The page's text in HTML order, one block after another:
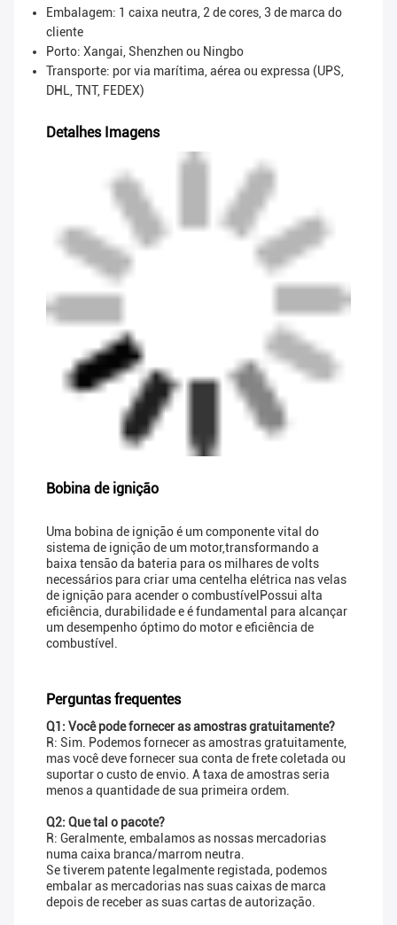
Embalagem: 1 caixa neutra, 2 de cores, 3 de marca do
cliente
Porto: Xangai, Shenzhen ou Ningbo
Transporte: por via marítima, aérea ou expressa (UPS,
DHL, TNT, FEDEX)
Detalhes Imagens
Bobina de ignição
Uma bobina de ignição é um componente vital do
sistema de ignição de um motor,transformando a
baixa tensão da bateria para os milhares de volts
necessários para criar uma centelha elétrica nas velas
de ignição para acender o combustívelPossui alta
eficiência, durabilidade e é fundamental para alcançar
um desempenho óptimo do motor e eficiência de
combustível.
Perguntas frequentes
Q1: Você pode fornecer as amostras gratuitamente?
R: Sim. Podemos fornecer as amostras gratuitamente,
mas você deve fornecer sua conta de frete coletada ou
suportar o custo de envio. A taxa de amostras seria
menos a quantidade de sua primeira ordem.
Q2: Que tal o pacote?
R: Geralmente, embalamos as nossas mercadorias
numa caixa branca/marrom neutra.
Se tiverem patente legalmente registada, podemos
embalar as mercadorias nas suas caixas de marca
depois de receber as suas cartas de autorização.